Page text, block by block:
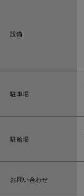
設備
駐車場
駐輪場
お問い合わせ